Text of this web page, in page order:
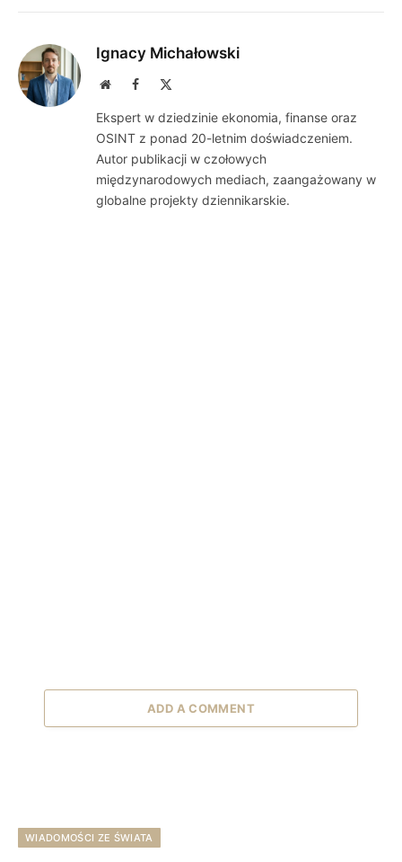
Ignacy Michałowski
WebsiteFacebook
Ekspert w dziedzinie ekonomia, finanse oraz
OSINT z ponad 20-letnim doświadczeniem.
Autor publikacji w czołowych
międzynarodowych mediach, zaangażowany w
globalne projekty dziennikarskie.
ADD A COMMENT
WIADOMOŚCI ZE ŚWIATA